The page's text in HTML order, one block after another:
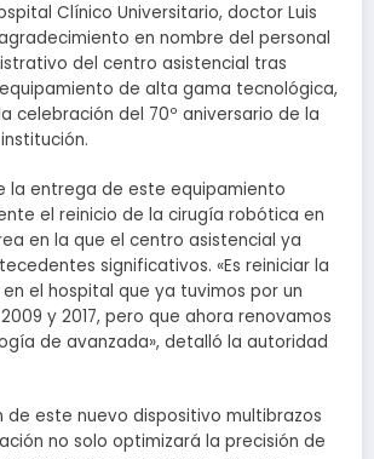
Clínico Universitario, doctor Luis
en nombre del personal
del centro asistencial tras
de alta gama tecnológica,
celebración del 70º aniversario de la
la entrega de este equipamiento
el reinicio de la cirugía robótica en
en la que el centro asistencial ya
significativos. «Es reiniciar la
el hospital que ya tuvimos por un
y 2017, pero que ahora renovamos
de avanzada», detalló la autoridad
de este nuevo dispositivo multibrazos
no solo optimizará la precisión de